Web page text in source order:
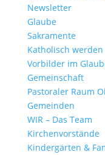
News­letter
Glaube
Sakra­mente
Katho­lisch werden
Vorbilder im
Gemein­schaft
Pasto­raler Raum
Gemeinden
WIR – Das Team
Kirchen­vor­stände
Kinder­gärten &